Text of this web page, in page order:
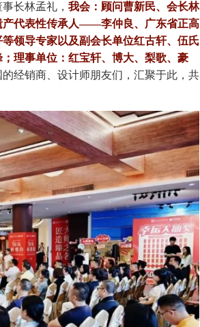
长林孟礼， 我会：顾问曹新民、会长林
产代表性传承人——李仲良、广东省正高
等领导专家以及副会长单位红古轩、伍氏
理事单位：红宝轩、博大、梨歌、豪
经销商、设计师朋友们，汇聚于此， 共